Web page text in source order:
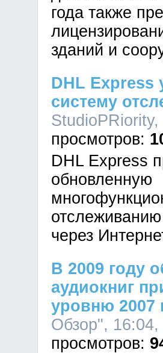
года также
зданий и
DHL Express
систему
DHL Express
обновленную
отслеживанию
через
В 2009 году
аудиокниг
уровню 2007
Обзор",